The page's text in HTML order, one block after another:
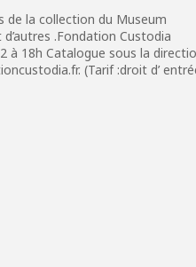
de la collection du Museum
.Fondation Custodia
à 18h Catalogue sous la
(Tarif :droit d’